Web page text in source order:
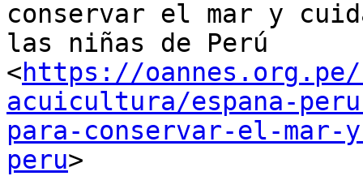
conservar el mar y
las niñas de Perú
<https://
acuicultura/espana-
para-conservar-el-
peru>